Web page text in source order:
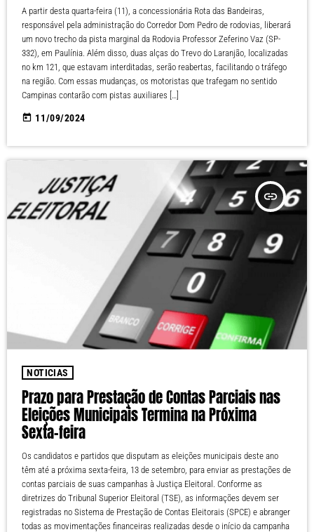
A partir desta quarta-feira (11), a concessionária Rota das Bandeiras,
responsável pela administração do Corredor Dom Pedro de rodovias, liberará
um novo trecho da pista marginal da Rodovia Professor Zeferino Vaz (SP-
332), em Paulínia. Além disso, duas alças do Trevo do Laranjão, localizadas
no km 121, que estavam interditadas, serão reabertas, facilitando o tráfego
na região. Com essas mudanças, os motoristas que trafegam no sentido
Campinas contarão com pistas auxiliares […]
today 11/09/2024
insert_link
NOTICIAS
Prazo para Prestação de Contas Parciais nas
Eleições Municipais Termina na Próxima
Sexta-feira
Os candidatos e partidos que disputam as eleições municipais deste ano
têm até a próxima sexta-feira, 13 de setembro, para enviar as prestações de
contas parciais de suas campanhas à Justiça Eleitoral. Conforme as
diretrizes do Tribunal Superior Eleitoral (TSE), as informações devem ser
registradas no Sistema de Prestação de Contas Eleitorais (SPCE) e abranger
todas as movimentações financeiras realizadas desde o início da campanha